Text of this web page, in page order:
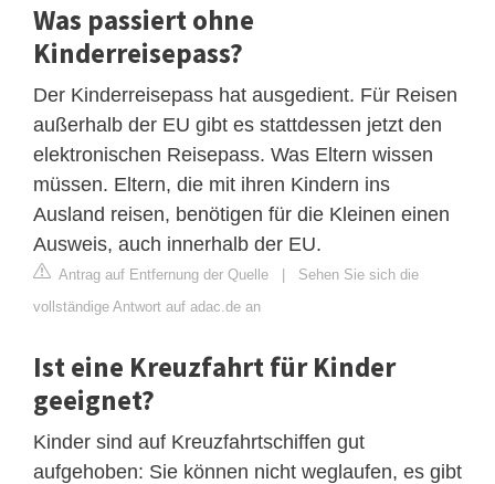
Was passiert ohne
Kinderreisepass?
Der Kinderreisepass hat ausgedient. Für Reisen
außerhalb der EU gibt es stattdessen jetzt den
elektronischen Reisepass. Was Eltern wissen
müssen. Eltern, die mit ihren Kindern ins
Ausland reisen, benötigen für die Kleinen einen
Ausweis, auch innerhalb der EU.
Antrag auf Entfernung der Quelle | Sehen Sie sich die
vollständige Antwort auf adac.de an
Ist eine Kreuzfahrt für Kinder
geeignet?
Kinder sind auf Kreuzfahrtschiffen gut
aufgehoben: Sie können nicht weglaufen, es gibt